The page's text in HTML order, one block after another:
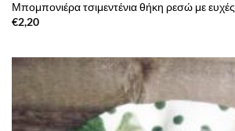
Μπομπονιέρα τσιμεντένια θήκη ρεσώ με ευχές
€2,20